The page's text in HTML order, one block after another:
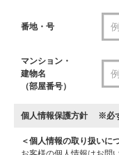
番地・号
マンション・
建物名
（部屋番号）
個人情報保護方針 ※必
＜個人情報の取り扱いに